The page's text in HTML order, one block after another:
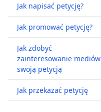
Jak napisać petycję?
Jak promować petycję?
Jak zdobyć
zainteresowanie mediów
swoją petycją
Jak przekazać petycję